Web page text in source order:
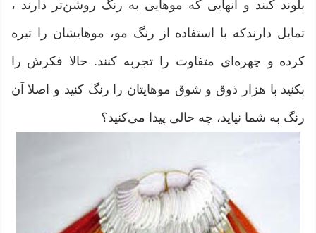
بلوند كنند و آنهایی كه موهایی به رنگ روشن‌تر دارند ،
تمایل دارندكه با استفاده از رنگ مو، موهایشان را تیره
كرده و چهره‌ای متفاوت را تجربه كنند. حالا فكرش را
بكنید با هزار ذوق و شوق موهایتان را رنگ كنید و اصلا آن
رنگ به شما نیاید، چه حالی پیدا می‌كنید؟